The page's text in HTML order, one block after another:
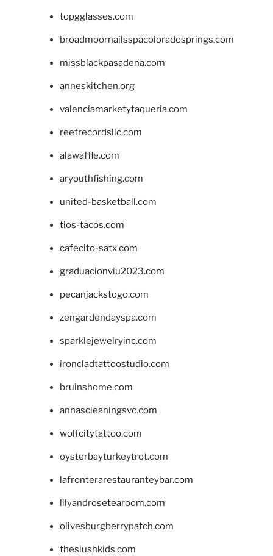
topgglasses.com
broadmoornailsspacoloradosprings.com
missblackpasadena.com
anneskitchen.org
valenciamarketytaqueria.com
reefrecordsllc.com
alawaffle.com
aryouthfishing.com
united-basketball.com
tios-tacos.com
cafecito-satx.com
graduacionviu2023.com
pecanjackstogo.com
zengardendayspa.com
sparklejewelryinc.com
ironcladtattoostudio.com
bruinshome.com
annascleaningsvc.com
wolfcitytattoo.com
oysterbayturkeytrot.com
lafronterarestauranteybar.com
lilyandrosetearoom.com
olivesburgberrypatch.com
theslushkids.com